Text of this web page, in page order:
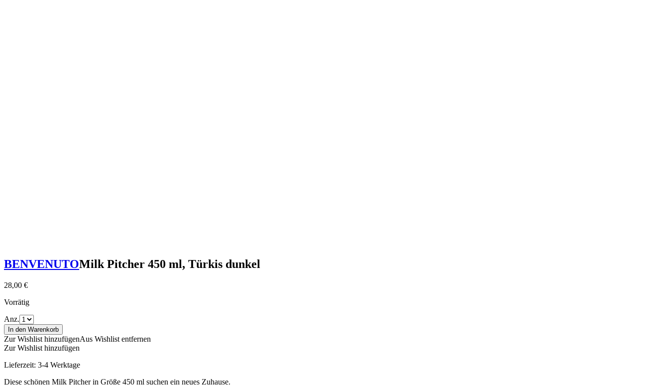
BENVENUTOMilk Pitcher 450 ml, Türkis dunkel
28,00 €
Vorrätig
Anz.
In den Warenkorb
Zur Wishlist hinzufügenAus Wishlist entfernen
Zur Wishlist hinzufügen
Lieferzeit: 3-4 Werktage
Diese schönen Milk Pitcher in Größe 450 ml suchen ein neues Zuhause.